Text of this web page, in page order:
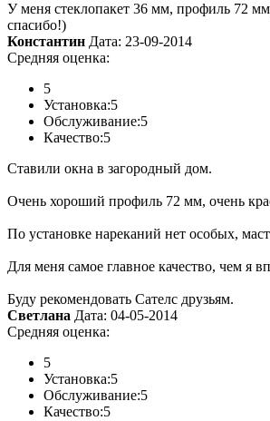
У меня стеклопакет 36 мм, профиль 72
спасибо!)
Константин Дата: 23-09-2014
Средняя оценка:
5
Установка:5
Обслуживание:5
Качество:5
Ставили окна в загородный дом.
Очень хороший профиль 72 мм, очень
По установке нареканий нет особых,
Для меня самое главное качество, чем я
Буду рекомендовать Сателс друзьям.
Светлана Дата: 04-05-2014
Средняя оценка:
5
Установка:5
Обслуживание:5
Качество:5